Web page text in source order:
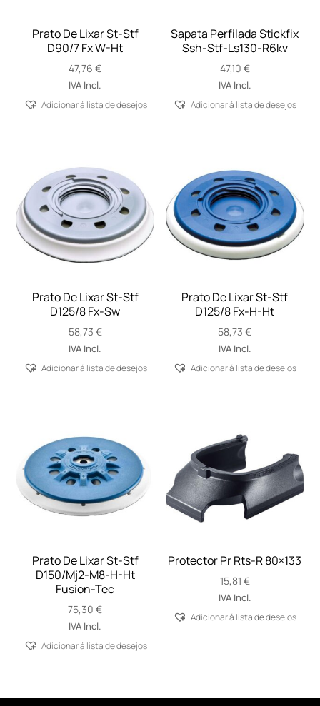
Prato De Lixar St-Stf
D90/7 Fx W-Ht
47,76€
IVA Incl.
Adicionar á lista de desejos
Sapata Perfilada Stickfix
Ssh-Stf-Ls130-R6kv
47,10 €
IVA Incl.
Adicionar á lista de desejos
Prato De Lixar St-Stf
D125/8 Fx-Sw
58,73 €
IVA Incl.
Adicionar á lista de desejos
Prato De Lixar St-Stf
D125/8 Fx-H-Ht
58,73€
IVA Incl.
Adicionar á lista de desejos
Prato De Lixar St-Stf
D150/Mj2-M8-H-Ht
Fusion-Tec
75,30€
IVA Incl.
Adicionar á lista de desejos
Protector Pr Rts-R 80×133
15,81 €
IVA Incl.
Adicionar á lista de desejos